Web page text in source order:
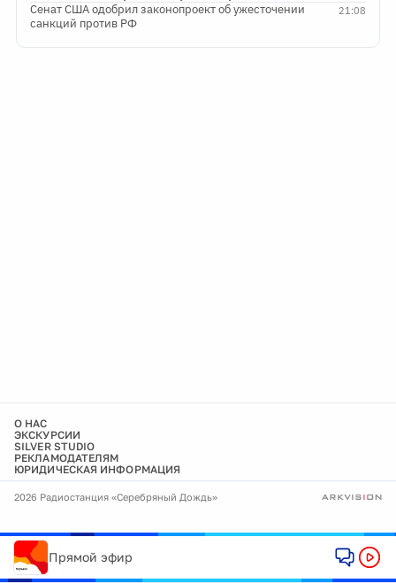
21:08
Сенат США одобрил законопроект об ужесточении
санкций против РФ
О НАС
ЭКСКУРСИИ
SILVER STUDIO
РЕКЛАМОДАТЕЛЯМ
ЮРИДИЧЕСКАЯ ИНФОРМАЦИЯ
2026 Радиостанция «Серебряный Дождь»
Прямой эфир